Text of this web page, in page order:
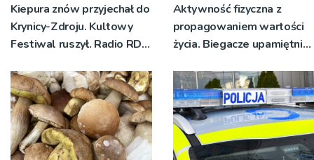
Kiepura znów przyjechał do
Krynicy-Zdroju. Kultowy
Festiwal ruszył. Radio RDN
żywo [ZDJĘCIA]
Aktywność fizyczna z
propagowaniem wartości
życia. Biegacze upamiętnili